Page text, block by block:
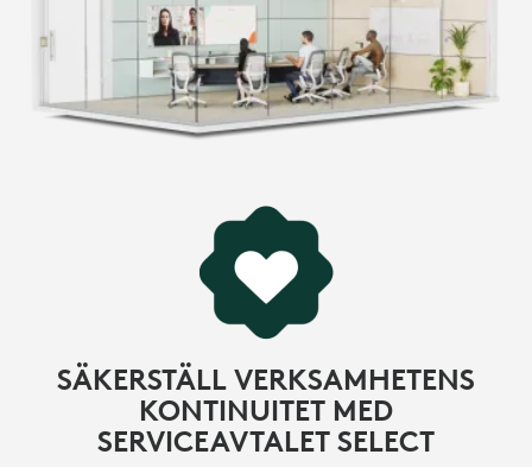
SÄKERSTÄLL VERKSAMHETENS
KONTINUITET MED
SERVICEAVTALET SELECT